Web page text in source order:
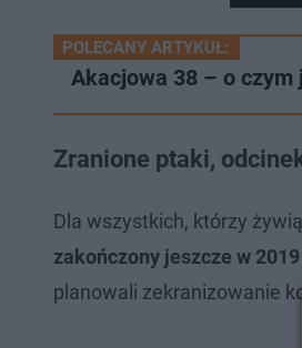
POLECANY ARTYKUŁ:
Akacjowa 38 – o czym
Zranione ptaki,
Dla wszystkich, którzy
zakończony jeszcze w
planowali zekranizowanie